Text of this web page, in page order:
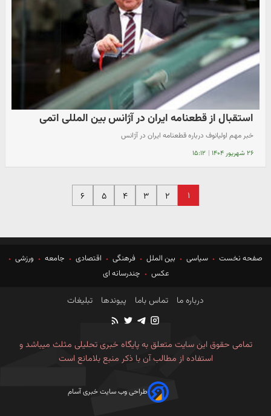
استقبال از قطعنامه ایران در آژانس بین المللی اتمی
خبر مهم اولیانوف درباره قطعنامه ایران در آژانس
۲۶ شهریور ۱۴۰۴ | ۱۵:۱۲
۱ ۲ ۳ ۴ ۵ ۶
صفحه نخست سیاسی بین الملل فرهنگی اقتصادی جامعه
ورزشی
عکس
چندرسانه ای
درباره ما تماس باما پیوندها تبلیغات
تمامی حقوق این سایت متعلق به پایگاه خبری تحلیلی مثلث میباشد و
استفاده از مطالب آن با ذکر منبع بلامانع است
طراحی وب سایت خبری آسام